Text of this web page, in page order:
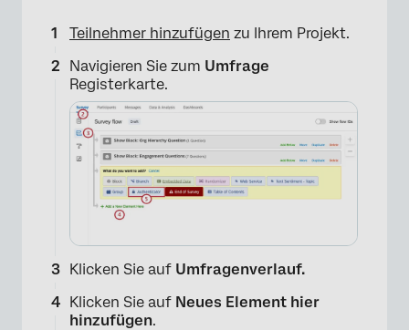
Teilnehmer hinzufügen zu Ihrem Projekt.
Navigieren Sie zum Umfrage
Registerkarte.
Klicken Sie auf Umfragenverlauf.
Klicken Sie auf Neues Element hier
hinzufügen.